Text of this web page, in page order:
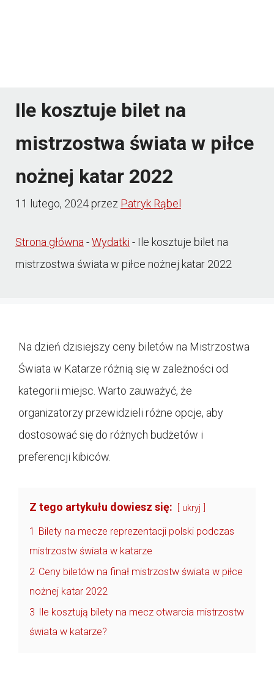
Ile kosztuje bilet na
mistrzostwa świata w piłce
nożnej katar 2022
11 lutego, 2024przez Patryk Rąbel
Strona główna-Wydatki - Ile kosztuje bilet na
mistrzostwa świata w piłce nożnej katar 2022
Na dzień dzisiejszy ceny biletów na Mistrzostwa
Świata w Katarze różnią się w zależności od
kategorii miejsc. Warto zauważyć, że
organizatorzy przewidzieli różne opcje, aby
dostosować się do różnych budżetów i
preferencji kibiców.
Z tego artykułu dowiesz się: ukryj
1 Bilety na mecze reprezentacji polski podczas
mistrzostw świata w katarze
2 Ceny biletów na finał mistrzostw świata w piłce
nożnej katar 2022
3 Ile kosztują bilety na mecz otwarcia mistrzostw
świata w katarze?